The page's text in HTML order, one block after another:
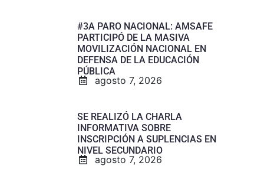
#3A PARO NACIONAL: AMSAFE
PARTICIPÓ DE LA MASIVA
MOVILIZACIÓN NACIONAL EN
DEFENSA DE LA EDUCACIÓN
PÚBLICA
agosto 7, 2026
SE REALIZÓ LA CHARLA
INFORMATIVA SOBRE
INSCRIPCIÓN A SUPLENCIAS EN
NIVEL SECUNDARIO
agosto 7, 2026